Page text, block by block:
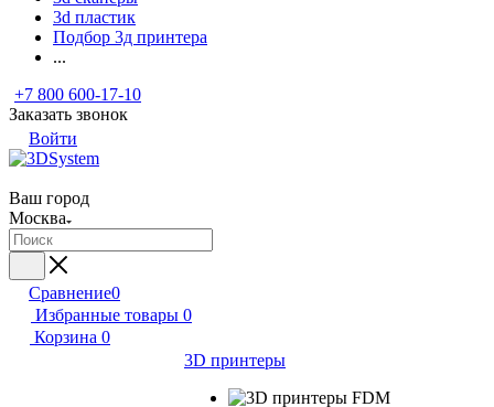
3d пластик
Подбор 3д принтера
...
+7 800 600-17-10
Заказать звонок
Войти
Ваш город
Москва
Сравнение0
Избранные товары 0
Корзина 0
3D принтеры